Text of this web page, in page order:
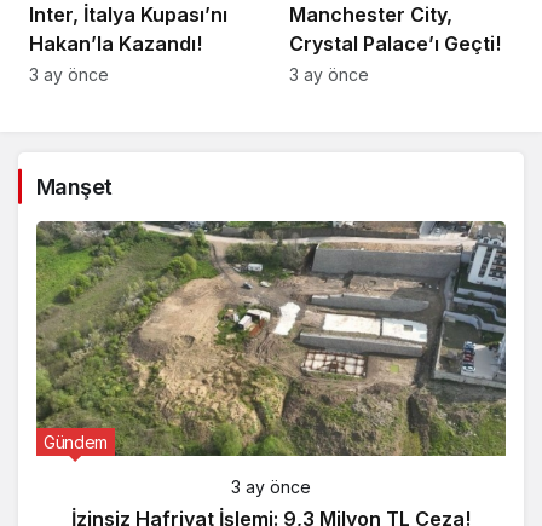
Inter, İtalya Kupası’nı
Hakan’la Kazandı!
3 ay önce
Manchester City,
Crystal Palace’ı Geçti!
3 ay önce
Manşet
Gündem
3 ay önce
İzinsiz Hafriyat İşlemi: 9,3 Milyon TL Ceza!